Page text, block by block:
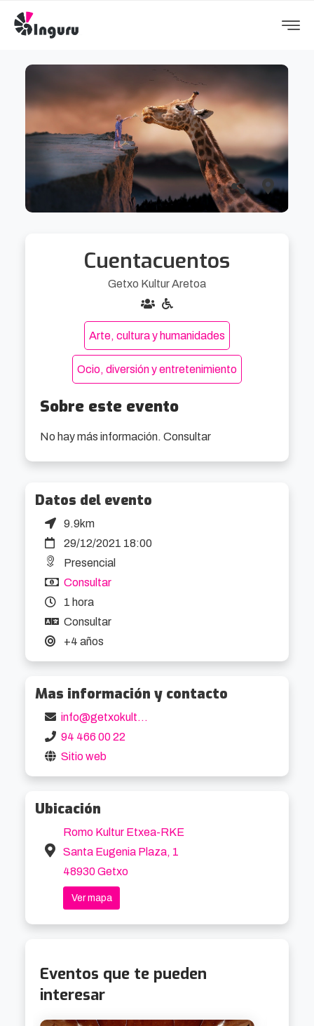
Cuentacuentos
Getxo Kultur Aretoa
Arte, cultura y humanidades
Ocio, diversión y entretenimiento
Sobre este evento
No hay más información. Consultar
Datos del evento
9.9km
29/12/2021 18:00
Presencial
Consultar
1 hora
Consultar
+4 años
Mas información y contacto
info@getxokultura.com
94 466 00 22
Sitio web
Ubicación
Romo Kultur Etxea-RKE
Santa Eugenia Plaza, 1
48930 Getxo
Ver mapa
Eventos que te pueden
interesar